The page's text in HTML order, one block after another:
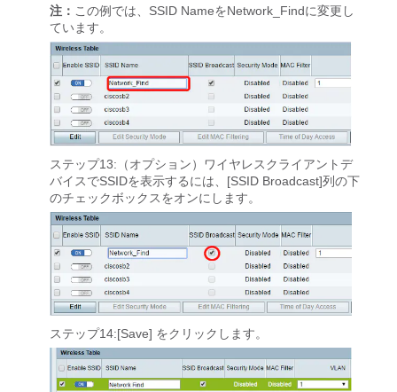
注： この例では、SSID NameをNetwork_Findに変更し
ています。
ステップ13:（オプション）ワイヤレスクライアントデ
バイスでSSIDを表示するには、[SSID Broadcast]列の下
のチェックボックスをオンにします。
ステップ14:[Save] をクリックします。